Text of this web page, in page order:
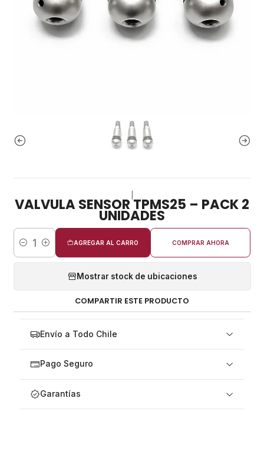
VALVULA SENSOR TPMS25 – PACK 2
UNIDADES
Cantidad
AGREGAR AL CARRO COMPRAR AHORA
Mostrar stock de ubicaciones
COMPARTIR ESTE PRODUCTO
Envío a Todo Chile
Pago Seguro
Garantías